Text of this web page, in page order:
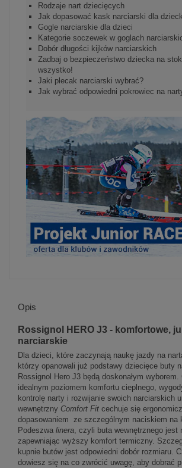
Rodzaje nart dziecięcych
Jak dopasować kask narciarski dla
Gogle narciarskie dla dzieci
Kategorie soczewek w goglach
Dobór długości kijków narciarskich
Zadbaj o bezpieczeństwo dziecka na
wszystko!
Jaki plecak narciarski wybrać?
Jak wybrać odpowiedni pokrowiec na
Opis
Rossignol HERO J3 - komfortowe,
narciarskie
Dla dzieci, które zaczynają naukę jazdy na
którzy opanowali już podstawy dziecięce buty
Rossignol Hero J3 będą doskonałym
idealnym poziomem komfortu cieplnego,
kontrolę narty i rozwijanie swoich narciarskich
wewnętrzny Comfort Fit cechuje się
dopasowaniem ze szczególnym naciskiem na
Podeszwa linera, czyli buta wewnętrznego jest
zapewniając wyższy komfort termiczny.
kupnie butów jest odpowiedni dobór rozmiaru.
dowiesz się na co zwrócić uwagę, aby dobrać